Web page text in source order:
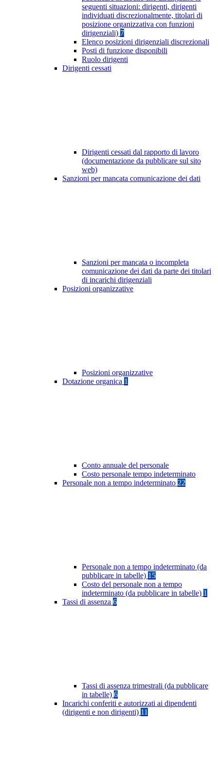
seguenti situazioni: dirigenti, dirigenti
individuati discrezionalmente, titolari di
posizione organizzativa con funzioni
dirigenziali) 7
Elenco posizioni dirigenziali discrezionali
Posti di funzione disponibili
Ruolo dirigenti
Dirigenti cessati
Dirigenti cessati dal rapporto di lavoro
(documentazione da pubblicare sul sito
web)
Sanzioni per mancata comunicazione dei dati
Sanzioni per mancata o incompleta
comunicazione dei dati da parte dei titolari
di incarichi dirigenziali
Posizioni organizzative
Posizioni organizzative
Dotazione organica 1
Conto annuale del personale
Costo personale tempo indeterminato
Personale non a tempo indeterminato 22
Personale non a tempo indeterminato (da
pubblicare in tabelle) 15
Costo del personale non a tempo
indeterminato (da pubblicare in tabelle) 1
Tassi di assenza 6
Tassi di assenza trimestrali (da pubblicare
in tabelle) 6
Incarichi conferiti e autorizzati ai dipendenti
(dirigenti e non dirigenti) 11